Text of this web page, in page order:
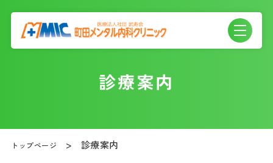
診療案内
トップページ 診療案内